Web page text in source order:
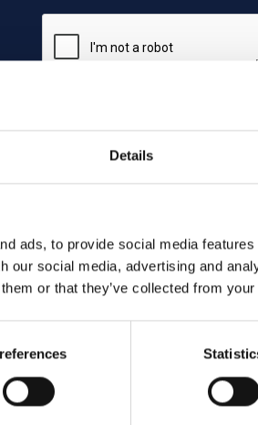
Details
ads, to provide social media
our social media, advertising and
or that they’ve collected from
Lähetä